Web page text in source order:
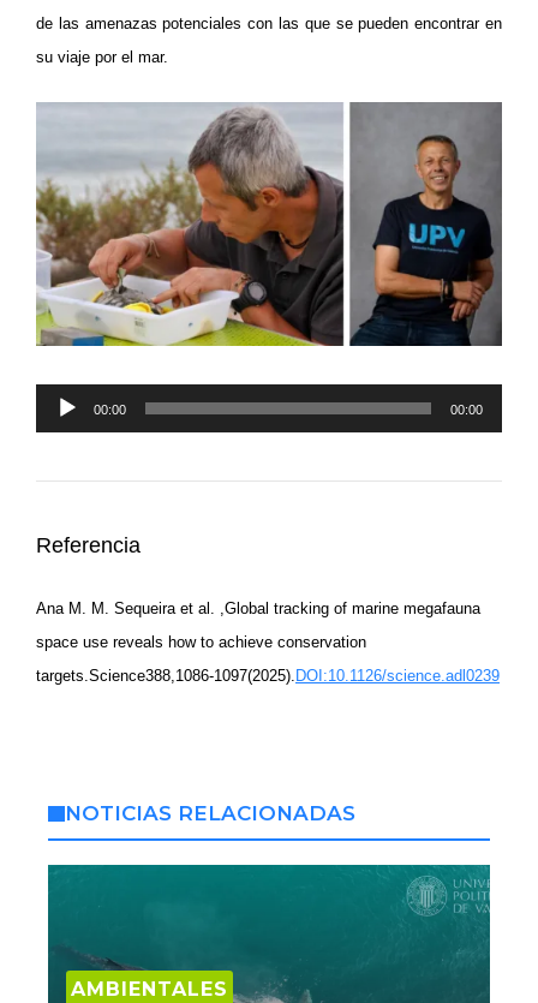
de las amenazas potenciales con las que se pueden encontrar en
su viaje por el mar.
Reproductor
de
00:00 00:00
Referencia
Ana M. M. Sequeira et al. ,Global tracking of marine megafauna
space use reveals how to achieve conservation
targets.Science388,1086-1097(2025). DOI:10.1126/science.adl0239
NOTICIAS RELACIONADAS
AMBIENTALES